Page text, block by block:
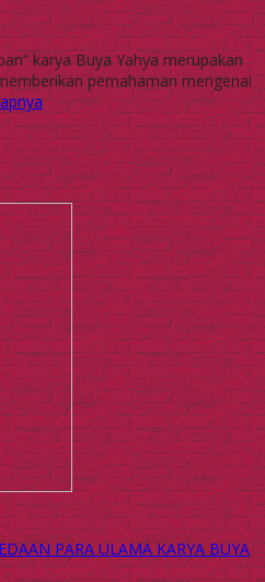
karya Buya Yahya merupakan
pemahaman mengenai
PARA ULAMA KARYA BUYA